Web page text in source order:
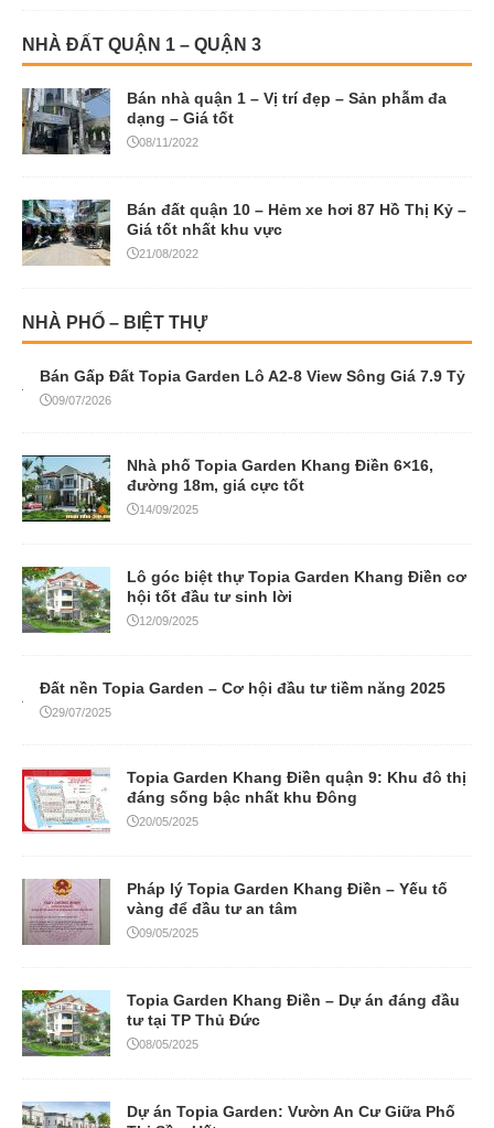
NHÀ ĐẤT QUẬN 1 – QUẬN 3
Bán nhà quận 1 – Vị trí đẹp – Sản phẫm đa
dạng – Giá tốt
08/11/2022
Bán đất quận 10 – Hẻm xe hơi 87 Hồ Thị Kỷ –
Giá tốt nhất khu vực
21/08/2022
NHÀ PHỐ – BIỆT THỰ
Bán Gấp Đất Topia Garden Lô A2-8 View Sông Giá 7.9 Tỷ
09/07/2026
Nhà phố Topia Garden Khang Điền 6×16,
đường 18m, giá cực tốt
14/09/2025
Lô góc biệt thự Topia Garden Khang Điền cơ
hội tốt đầu tư sinh lời
12/09/2025
Đất nền Topia Garden – Cơ hội đầu tư tiềm năng 2025
29/07/2025
Topia Garden Khang Điền quận 9: Khu đô thị
đáng sống bậc nhất khu Đông
20/05/2025
Pháp lý Topia Garden Khang Điền – Yếu tố
vàng để đầu tư an tâm
09/05/2025
Topia Garden Khang Điền – Dự án đáng đầu
tư tại TP Thủ Đức
08/05/2025
Dự án Topia Garden: Vườn An Cư Giữa Phố